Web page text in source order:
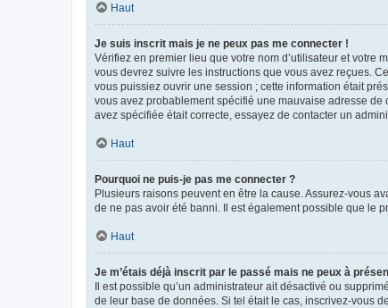
Haut
Je suis inscrit mais je ne peux pas me connecter !
Vérifiez en premier lieu que votre nom d’utilisateur et votre
vous devrez suivre les instructions que vous avez reçues.
vous puissiez ouvrir une session ; cette information était
vous avez probablement spécifié une mauvaise adresse
avez spécifiée était correcte, essayez de contacter un
Haut
Pourquoi ne puis-je pas me connecter ?
Plusieurs raisons peuvent en être la cause. Assurez-vous
de ne pas avoir été banni. Il est également possible que le
Haut
Je m’étais déjà inscrit par le passé mais ne peux à
Il est possible qu’un administrateur ait désactivé ou
de leur base de données. Si tel était le cas, inscrivez-vous